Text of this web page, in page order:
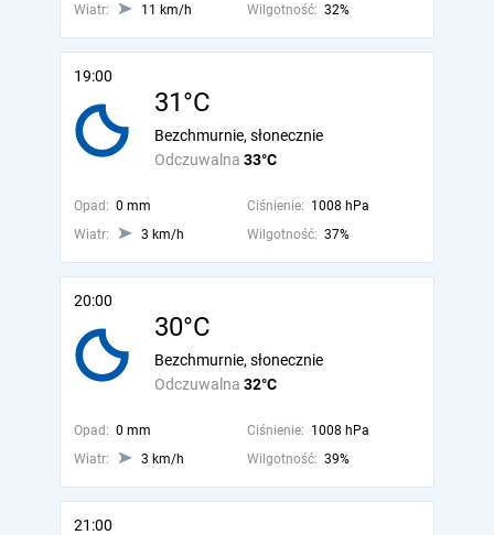
Wiatr:
11 km/h Wilgotność: 32%
19:00
31°C
Odczuwalna 33°C
Bezchmurnie, słonecznie
Opad: 0 mm Ciśnienie: 1008 hPa
Wiatr:
3 km/h Wilgotność: 37%
20:00
30°C
Odczuwalna 32°C
Bezchmurnie, słonecznie
Opad: 0 mm Ciśnienie: 1008 hPa
Wiatr:
3 km/h Wilgotność: 39%
21:00